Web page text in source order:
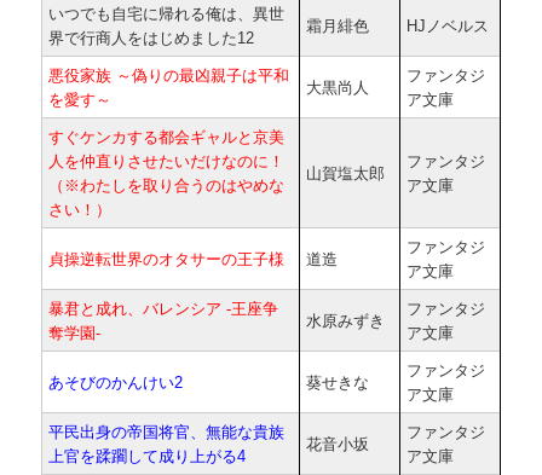
いつでも自宅に帰れる俺は、異世
界で行商人をはじめました12
霜月緋色 HJノベルス
悪役家族 ～偽りの最凶親子は平和
を愛す～
大黒尚人
ファンタジ
ア文庫
すぐケンカする都会ギャルと京美
人を仲直りさせたいだけなのに！
（※わたしを取り合うのはやめな
さい！）
山賀塩太郎
ファンタジ
ア文庫
貞操逆転世界のオタサーの王子様 道造
ファンタジ
ア文庫
暴君と成れ、バレンシア -王座争
奪学園-
水原みずき
ファンタジ
ア文庫
あそびのかんけい2 葵せきな
ファンタジ
ア文庫
平民出身の帝国将官、無能な貴族
上官を蹂躙して成り上がる4
花音小坂
ファンタジ
ア文庫